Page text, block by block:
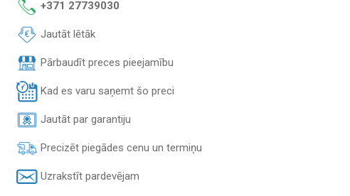
+371 27739030
Jautāt lētāk
Pārbaudīt preces pieejamību
Kad es varu saņemt šo preci
Jautāt par garantiju
Precizēt piegādes cenu un termiņu
Uzrakstīt pardevējam